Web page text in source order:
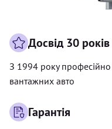
Досвід 30 років
З 1994 року професійно
вантажних авто
Гарантія